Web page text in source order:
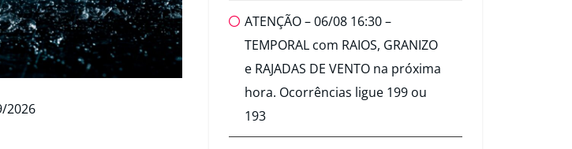
2026
ATENÇÃO – 06/08 16:30 –
TEMPORAL com RAIOS, GRANIZO
e RAJADAS DE VENTO na próxima
hora. Ocorrências ligue 199 ou
193